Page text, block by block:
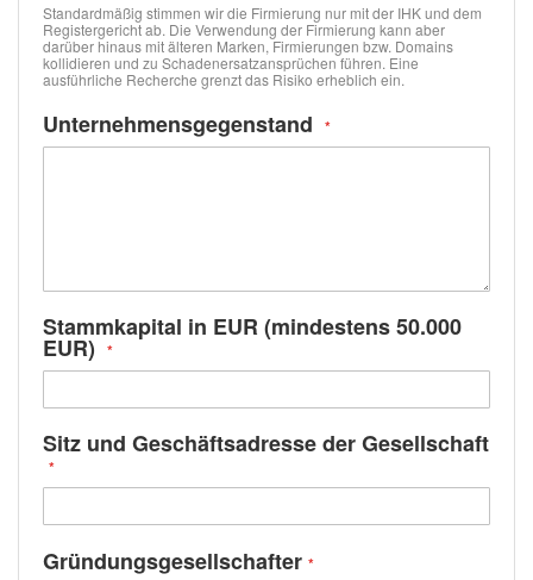
Standardmäßig stimmen wir die Firmierung nur mit der IHK und dem
Registergericht ab. Die Verwendung der Firmierung kann aber
darüber hinaus mit älteren Marken, Firmierungen bzw. Domains
kollidieren und zu Schadenersatzansprüchen führen. Eine
ausführliche Recherche grenzt das Risiko erheblich ein.
Unternehmensgegenstand
Stammkapital in EUR (mindestens 50.000
EUR)
Sitz und Geschäftsadresse der Gesellschaft
Gründungsgesellschafter